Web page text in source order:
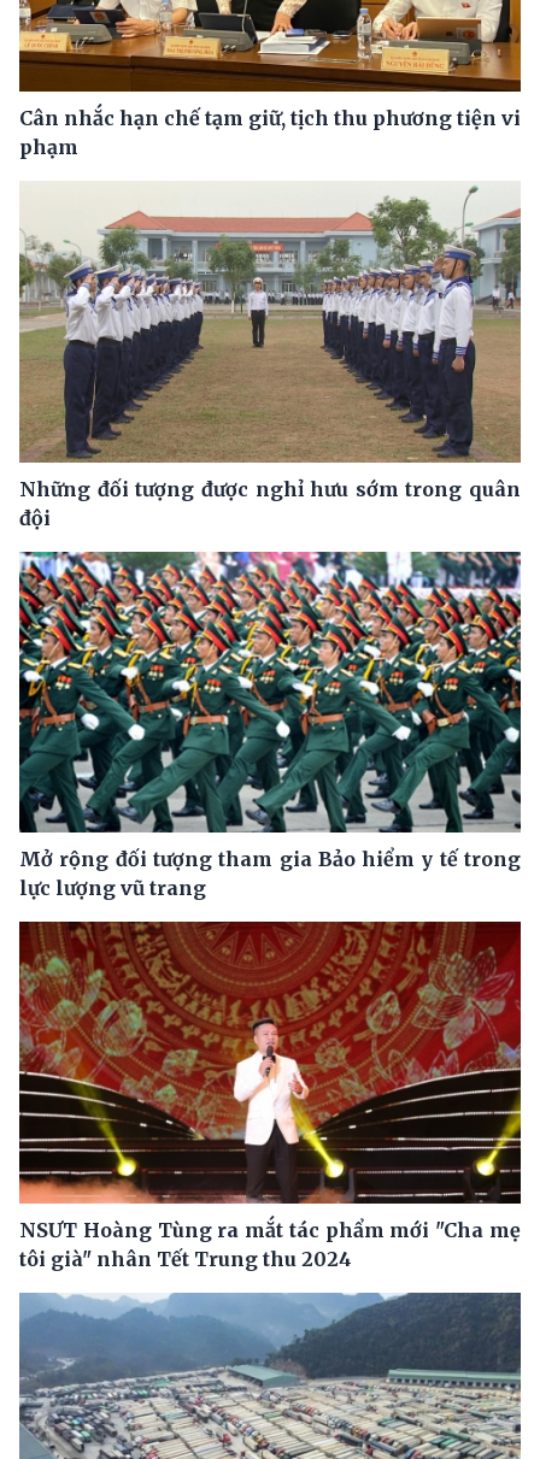
Cân nhắc hạn chế tạm giữ, tịch thu phương tiện vi
phạm
Những đối tượng được nghỉ hưu sớm trong quân
đội
Mở rộng đối tượng tham gia Bảo hiểm y tế trong
lực lượng vũ trang
NSƯT Hoàng Tùng ra mắt tác phẩm mới "Cha mẹ
tôi già" nhân Tết Trung thu 2024